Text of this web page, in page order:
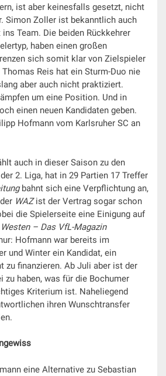
ist aber keinesfalls gesetzt, nicht
Simon Zoller ist bekanntlich auch
Team. Die beiden Rückkehrer
haben einen großen
sich somit klar von Zielspieler
Reis hat ein Sturm-Duo nie
aber auch nicht praktiziert.
um eine Position. Und in
einen neuen Kandidaten geben.
Hofmann vom Karlsruher SC an
auch in dieser Saison zu den
2. Liga, hat in 29 Partien 17 Treffer
bahnt sich eine Verpflichtung an,
WAZist der Vertrag sogar schon
die Spielerseite eine Einigung auf
– Das VfL-Magazin
Hofmann war bereits im
und Winter ein Kandidat, ein
zu finanzieren. Ab Juli aber ist der
zu haben, was für die Bochumer
Kriterium ist. Naheliegend
ihren Wunschtransfer
eine Alternative zu Sebastian